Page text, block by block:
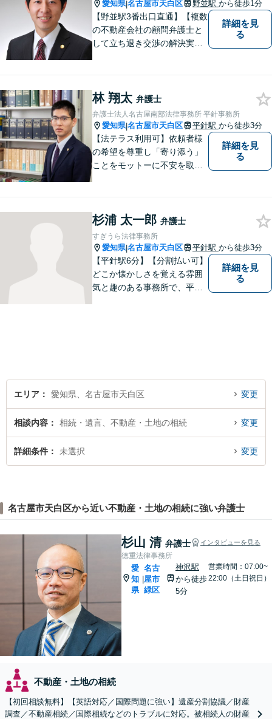
愛知県|名古屋市天白区 野並駅 から徒歩1分
【野並駅3番出口直通】【複数
の不動産会社の顧問弁護士と
して立ち退き交渉の解決実績
被害者側に限る）、離婚、企
業及び個人事業主の顧問に関
する相談は初回相談無料で
す。
詳細を見
る
林 翔太 弁護士
弁護士法人名古屋南部法律事務所 平針事務所
愛知県|名古屋市天白区 平針駅 から徒歩3分
【法テラス利用可】依頼者様
の希望を尊重し「寄り添う」
ことをモットーに不安を取り
添った対応が可能です。お気
軽にご相談ください。
詳細を見
る
杉浦 太一郎 弁護士
すぎうら法律事務所
愛知県|名古屋市天白区 平針駅 から徒歩3分
【平針駅6分】【分割払い可】
どこか懐かしさを覚える雰囲
気と趣のある事務所で、平針
詳細を見
る
エリア 愛知県、名古屋市天白区 変更
相談内容 相続・遺言、不動産・土地の相続 変更
詳細条件 未選択 変更
名古屋市天白区から近い不動産・土地の相続に強い弁護士
杉山 清 弁護士 インタビューを見る
徳重法律事務所
愛
知
県
名古
屋市
緑区
神沢駅
から徒歩
5分
営業時間：07:00~
22:00（土日祝日）
不動産・土地の相続
【初回相談無料】【英語対応／国際問題に強い】遺産分割協議／財産
調査／不動産相続／国際相続などのトラブルに対応。被相続人の財産